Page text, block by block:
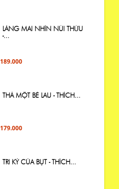
LÀNG MAI NHÌN NÚI THỨU
-...
189.000
THẢ MỘT BÈ LAU - THÍCH...
179.000
TRI KỶ CỦA BỤT - THÍCH...